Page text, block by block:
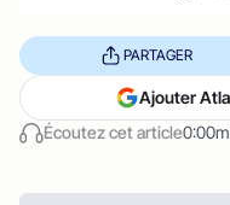
Écoutez cet article
PARTAGER
Ajouter